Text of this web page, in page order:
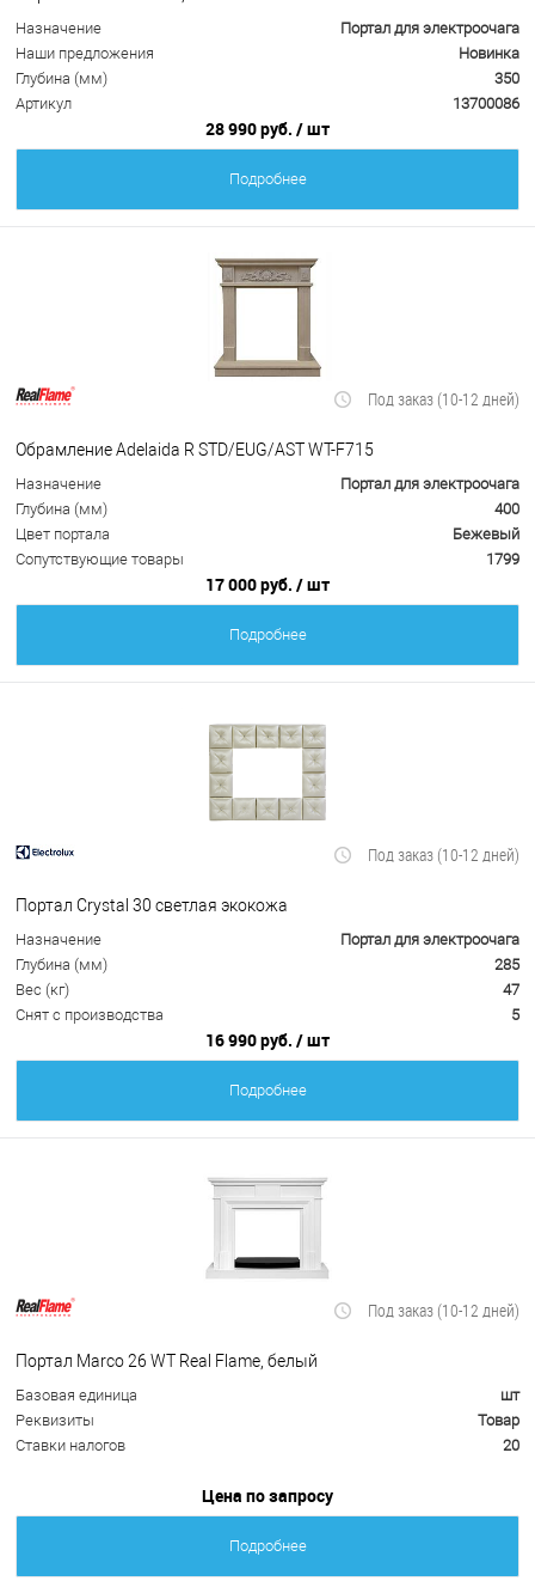
Назначение
Портал для электроочага
Наши предложения
Новинка
Глубина (мм)
350
Артикул
13700086
28 990 руб. / шт
Подробнее
Под заказ (10-12 дней)
Обрамление Adelaida R STD/EUG/AST WT-F715
Назначение
Портал для электроочага
Глубина (мм)
400
Цвет портала
Бежевый
Сопутствующие товары
1799
17 000 руб. / шт
Подробнее
Под заказ (10-12 дней)
Портал Crystal 30 светлая экокожа
Назначение
Портал для электроочага
Глубина (мм)
285
Вес (кг)
47
Снят с производства
5
16 990 руб. / шт
Подробнее
Под заказ (10-12 дней)
Портал Marco 26 WT Real Flame, белый
Базовая единица
шт
Реквизиты
Товар
Ставки налогов
20
Цена по запросу
Подробнее